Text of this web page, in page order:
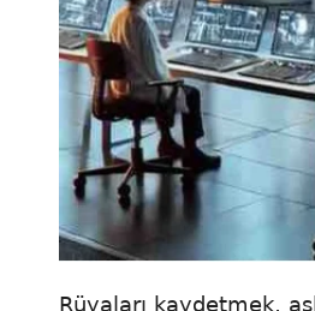
Rüyaları kaydetmek,